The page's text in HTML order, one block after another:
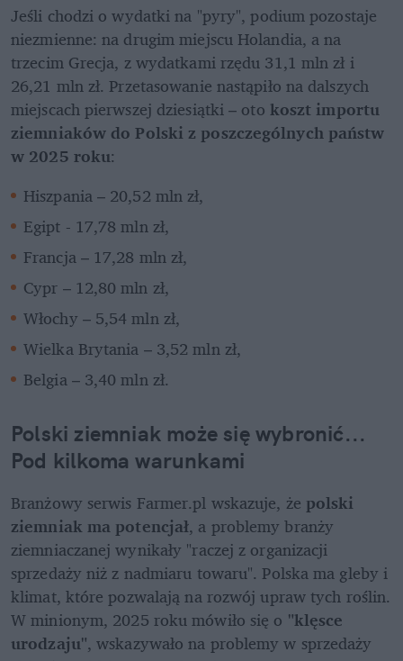
Jeśli chodzi o wydatki na "pyry", podium pozostaje
niezmienne: na drugim miejscu Holandia, a na
trzecim Grecja, z wydatkami rzędu 31,1 mln zł i
26,21 mln zł. Przetasowanie nastąpiło na dalszych
miejscach pierwszej dziesiątki – oto koszt importu
ziemniaków do Polski z poszczególnych państw
w 2025 roku:
Hiszpania – 20,52 mln zł,
Egipt - 17,78 mln zł,
Francja – 17,28 mln zł,
Cypr – 12,80 mln zł,
Włochy – 5,54 mln zł,
Wielka Brytania – 3,52 mln zł,
Belgia – 3,40 mln zł.
Polski ziemniak może się wybronić...
Pod kilkoma warunkami
Branżowy serwis Farmer.pl wskazuje, że polski
ziemniak ma potencjał, a problemy branży
ziemniaczanej wynikały "raczej z organizacji
sprzedaży niż z nadmiaru towaru". Polska ma gleby i
klimat, które pozwalają na rozwój upraw tych roślin.
W minionym, 2025 roku mówiło się o "klęsce
urodzaju", wskazywało na problemy w sprzedaży